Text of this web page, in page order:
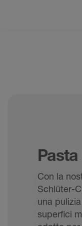
Con la
Schlüter-
una
superfici